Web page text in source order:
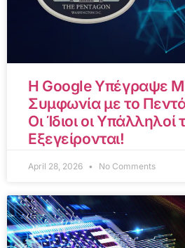
Η Google Υπέγραψε
Συμφωνία με το
Οι Ίδιοι οι Υπάλληλοί
Εξεγείρονται!
April 28, 2026 No Comments